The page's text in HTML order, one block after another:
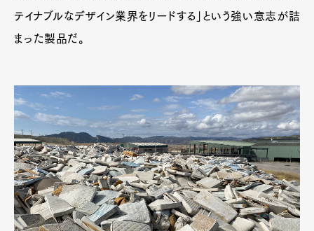
テイナブルなデザイン業界をリードする」という強い意志が詰
まった製品だ。